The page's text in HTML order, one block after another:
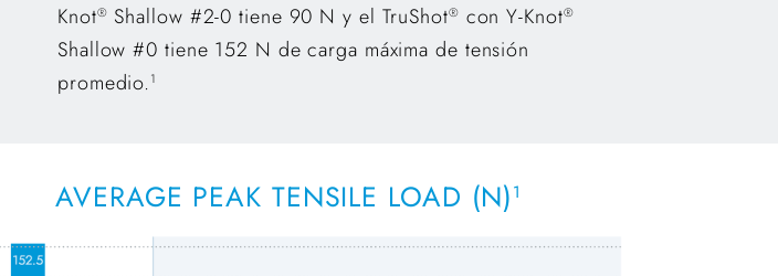
Knot® Shallow #2-0 tiene 90 N y el TruShot® con Y-Knot®
Shallow #0 tiene 152 N de carga máxima de tensión
promedio.1
AVERAGE PEAK TENSILE LOAD (N)1